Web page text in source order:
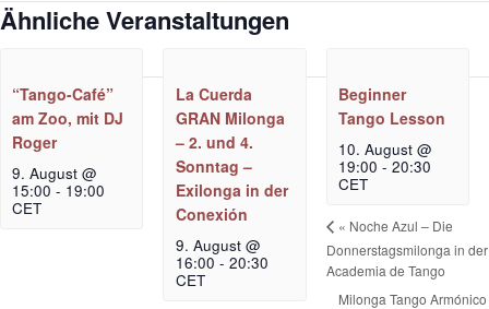
Ähnliche Veranstaltungen
“Tango-Café”
am Zoo, mit DJ
Roger
9. August @
15:00 - 19:00
CET
La Cuerda
GRAN Milonga
– 2. und 4.
Sonntag –
Exilonga in der
Conexión
9. August @
16:00 - 20:30
CET
Beginner
Tango Lesson
10. August @
19:00 - 20:30
CET
« Noche Azul – Die
Donnerstagsmilonga in der
Academia de Tango
Milonga Tango Armónico